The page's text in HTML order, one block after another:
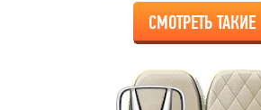
СМОТРЕТЬ ТАКИЕ